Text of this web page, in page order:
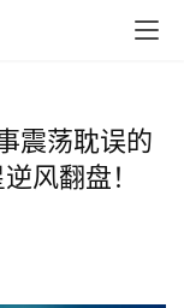
震荡耽误的
风翻盘！